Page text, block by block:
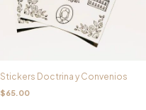
Stickers Doctrina y Convenios
$65.00